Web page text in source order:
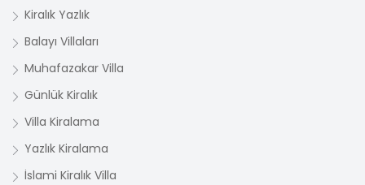
Kiralık Yazlık
Balayı Villaları
Muhafazakar Villa
Günlük Kiralık
Villa Kiralama
Yazlık Kiralama
İslami Kiralık Villa